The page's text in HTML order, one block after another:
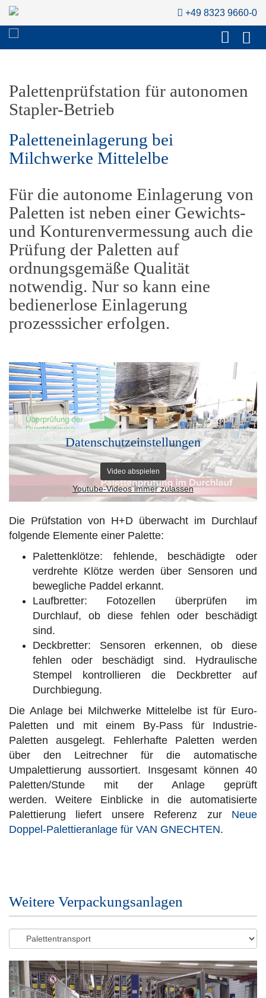
+49 8323 9660-0
Palettenprüfstation für autonomen
Stapler-Betrieb
Paletteneinlagerung bei
Milchwerke Mittelelbe
Für die autonome Einlagerung von
Paletten ist neben einer Gewichts-
und Konturenvermessung auch die
Prüfung der Paletten auf
ordnungsgemäße Qualität
notwendig. Nur so kann eine
bedienerlose Einlagerung
prozesssicher erfolgen.
Datenschutzeinstellungen
Video abspielen
Youtube-Videos immer zulassen
Die Prüfstation von H+D überwacht im Durchlauf
folgende Elemente einer Palette:
Palettenklötze: fehlende, beschädigte oder
verdrehte Klötze werden über Sensoren und
bewegliche Paddel erkannt.
Laufbretter: Fotozellen überprüfen im
Durchlauf, ob diese fehlen oder beschädigt
sind.
Deckbretter: Sensoren erkennen, ob diese
fehlen oder beschädigt sind. Hydraulische
Stempel kontrollieren die Deckbretter auf
Durchbiegung.
Die Anlage bei Milchwerke Mittelelbe ist für Euro-
Paletten und mit einem By-Pass für Industrie-
Paletten ausgelegt. Fehlerhafte Paletten werden
über den Leitrechner für die automatische
Umpalettierung aussortiert. Insgesamt können 40
Paletten/Stunde mit der Anlage geprüft
werden. Weitere Einblicke in die automatisierte
Palettierung liefert unsere Referenz zur Neue
Doppel-Palettieranlage für VAN GNECHTEN.
Weitere Verpackungsanlagen